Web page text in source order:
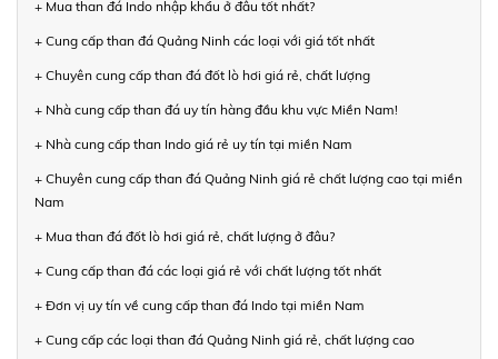
+ Mua than đá Indo nhập khẩu ở đâu tốt nhất?
+ Cung cấp than đá Quảng Ninh các loại với giá tốt nhất
+ Chuyên cung cấp than đá đốt lò hơi giá rẻ, chất lượng
+ Nhà cung cấp than đá uy tín hàng đầu khu vực Miền Nam!
+ Nhà cung cấp than Indo giá rẻ uy tín tại miền Nam
+ Chuyên cung cấp than đá Quảng Ninh giá rẻ chất lượng cao tại miền
Nam
+ Mua than đá đốt lò hơi giá rẻ, chất lượng ở đâu?
+ Cung cấp than đá các loại giá rẻ với chất lượng tốt nhất
+ Đơn vị uy tín về cung cấp than đá Indo tại miền Nam
+ Cung cấp các loại than đá Quảng Ninh giá rẻ, chất lượng cao